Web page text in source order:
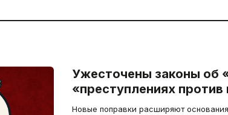
Ужесточены законы об
«преступлениях против
Новые поправки расширяют